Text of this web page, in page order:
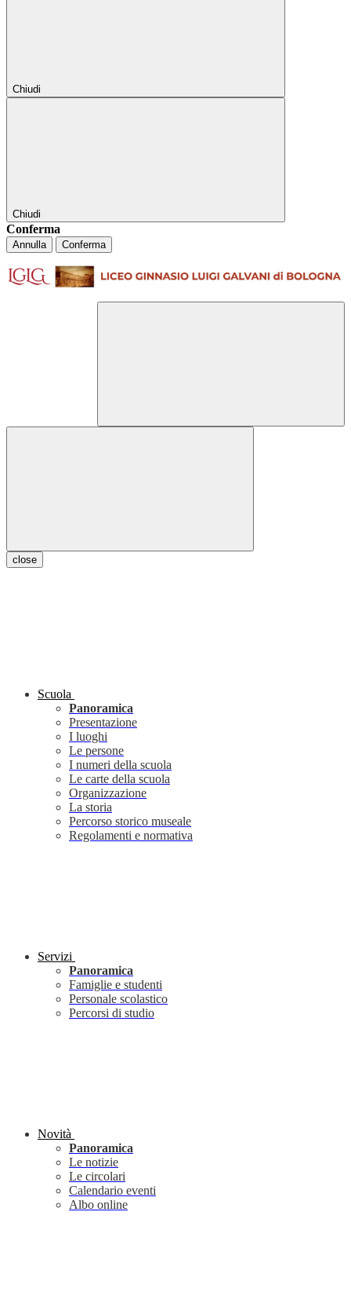
Chiudi
Chiudi
Conferma
Annulla Conferma
close
Scuola
Panoramica
Presentazione
I luoghi
Le persone
I numeri della scuola
Le carte della scuola
Organizzazione
La storia
Percorso storico museale
Regolamenti e normativa
Servizi
Panoramica
Famiglie e studenti
Personale scolastico
Percorsi di studio
Novità
Panoramica
Le notizie
Le circolari
Calendario eventi
Albo online